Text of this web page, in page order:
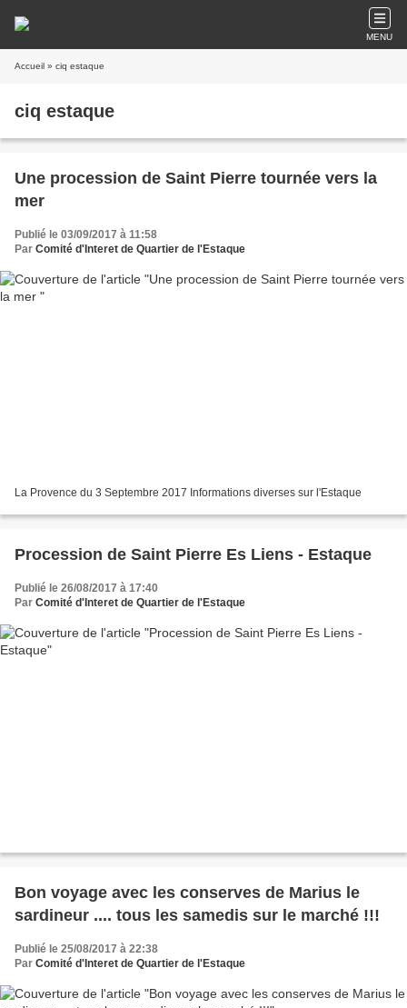
MENU
Accueil » ciq estaque
ciq estaque
Une procession de Saint Pierre tournée vers la
mer
Publié le 03/09/2017 à 11:58
Par Comité d'Interet de Quartier de l'Estaque
La Provence du 3 Septembre 2017 Informations diverses sur l'Estaque
Procession de Saint Pierre Es Liens - Estaque
Publié le 26/08/2017 à 17:40
Par Comité d'Interet de Quartier de l'Estaque
Bon voyage avec les conserves de Marius le
sardineur .... tous les samedis sur le marché !!!
Publié le 25/08/2017 à 22:38
Par Comité d'Interet de Quartier de l'Estaque